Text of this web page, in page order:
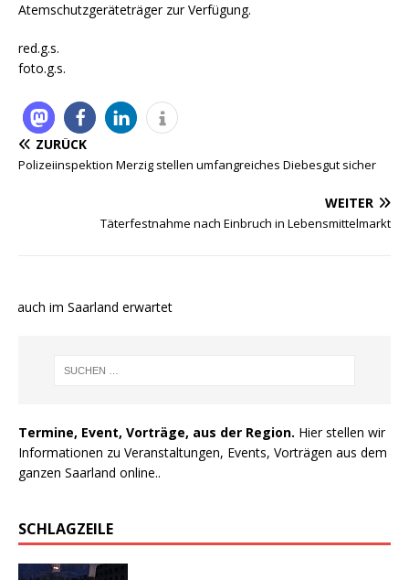
Atemschutzgeräteträger zur Verfügung.
red.g.s.
foto.g.s.
ZURÜCK
Polizeiinspektion Merzig stellen umfangreiches Diebesgut sicher
WEITER
Täterfestnahme nach Einbruch in Lebensmittelmarkt
auch im Saarland erwartet
Termine, Event, Vorträge, aus der Region. Hier stellen wir
Informationen zu Veranstaltungen, Events, Vorträgen aus dem
ganzen Saarland online..
SCHLAGZEILE